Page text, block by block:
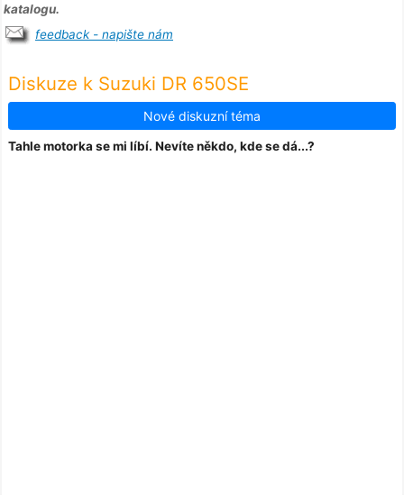
katalogu.
feedback - napište nám
Diskuze k Suzuki DR 650SE
Nové diskuzní téma
Tahle motorka se mi líbí. Nevíte někdo, kde se dá...?